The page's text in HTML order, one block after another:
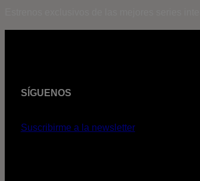
SÍGUENOS
Suscribirme a la newsletter